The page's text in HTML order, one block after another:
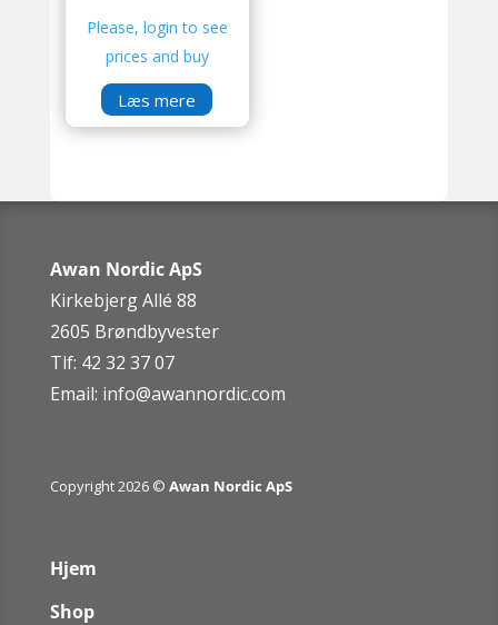
Please, login to see
prices and buy
Læs mere
Awan Nordic ApS
Kirkebjerg Allé 88
2605 Brøndbyvester
Tlf: 42 32 37 07
Email: info@awannordic.com
Copyright 2026 © Awan Nordic ApS
Hjem
Shop